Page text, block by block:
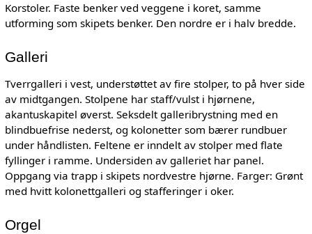
Korstoler. Faste benker ved veggene i koret, samme
utforming som skipets benker. Den nordre er i halv bredde.
Galleri
Tverrgalleri i vest, understøttet av fire stolper, to på hver side
av midtgangen. Stolpene har staff/vulst i hjørnene,
akantuskapitel øverst. Seksdelt galleribrystning med en
blindbuefrise nederst, og kolonetter som bærer rundbuer
under håndlisten. Feltene er inndelt av stolper med flate
fyllinger i ramme. Undersiden av galleriet har panel.
Oppgang via trapp i skipets nordvestre hjørne. Farger: Grønt
med hvitt kolonettgalleri og stafferinger i oker.
Orgel